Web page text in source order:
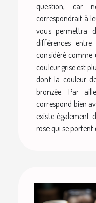
question, car
correspondrait à
vous permettra
différences entre
considéré comme
couleur grise est
dont la couleur
bronzée. Par
correspond bien
existe également
rose qui se portent